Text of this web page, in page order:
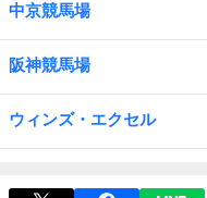
中京競馬場
阪神競馬場
ウィンズ・エクセル